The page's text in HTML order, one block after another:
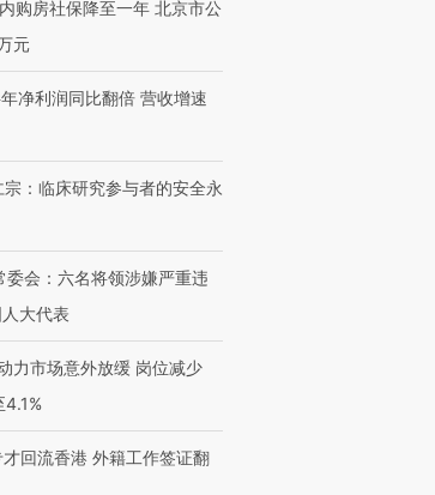
购房社保降至一年 北京市公
元
净利润同比翻倍 营收增速
宗：临床研究参与者的安全永
委会：六名将领涉嫌严重违
大代表
力市场意外放缓 岗位减少
4.1%
回流香港 外籍工作签证翻